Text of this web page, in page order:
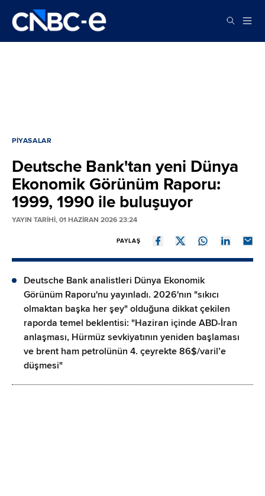
PIYASALAR
Deutsche Bank'tan yeni Dünya
Ekonomik Görünüm Raporu:
1999, 1990 ile buluşuyor
YAYIN TARİHİ, 01 HAZIRAN 2026 23:24
PAYLAŞ
Deutsche Bank analistleri Dünya Ekonomik
Görünüm Raporu'nu yayınladı. 2026'nın "sıkıcı
olmaktan başka her şey" olduğuna dikkat çekilen
raporda temel beklentisi: "Haziran içinde ABD-İran
anlaşması, Hürmüz sevkiyatının yeniden başlaması
ve brent ham petrolünün 4. çeyrekte 86$/varil’e
düşmesi"